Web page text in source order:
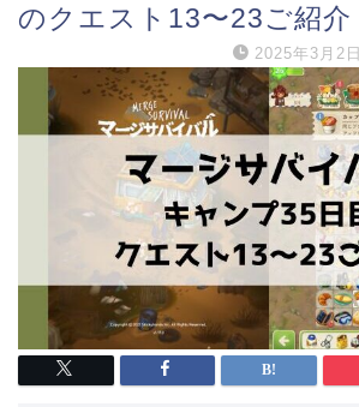
のクエスト13〜23ご紹介
2025年3月2日